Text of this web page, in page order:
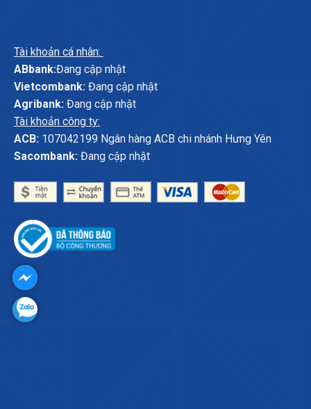
Tài khoản cá nhân:
ABbank:Đang cập nhật
Vietcombank:Đang cập nhật
Agribank:Đang cập nhật
Tài khoản công ty:
ACB:107042199 Ngân hàng ACB chi nhánh Hưng Yên
Sacombank:Đang cập nhật